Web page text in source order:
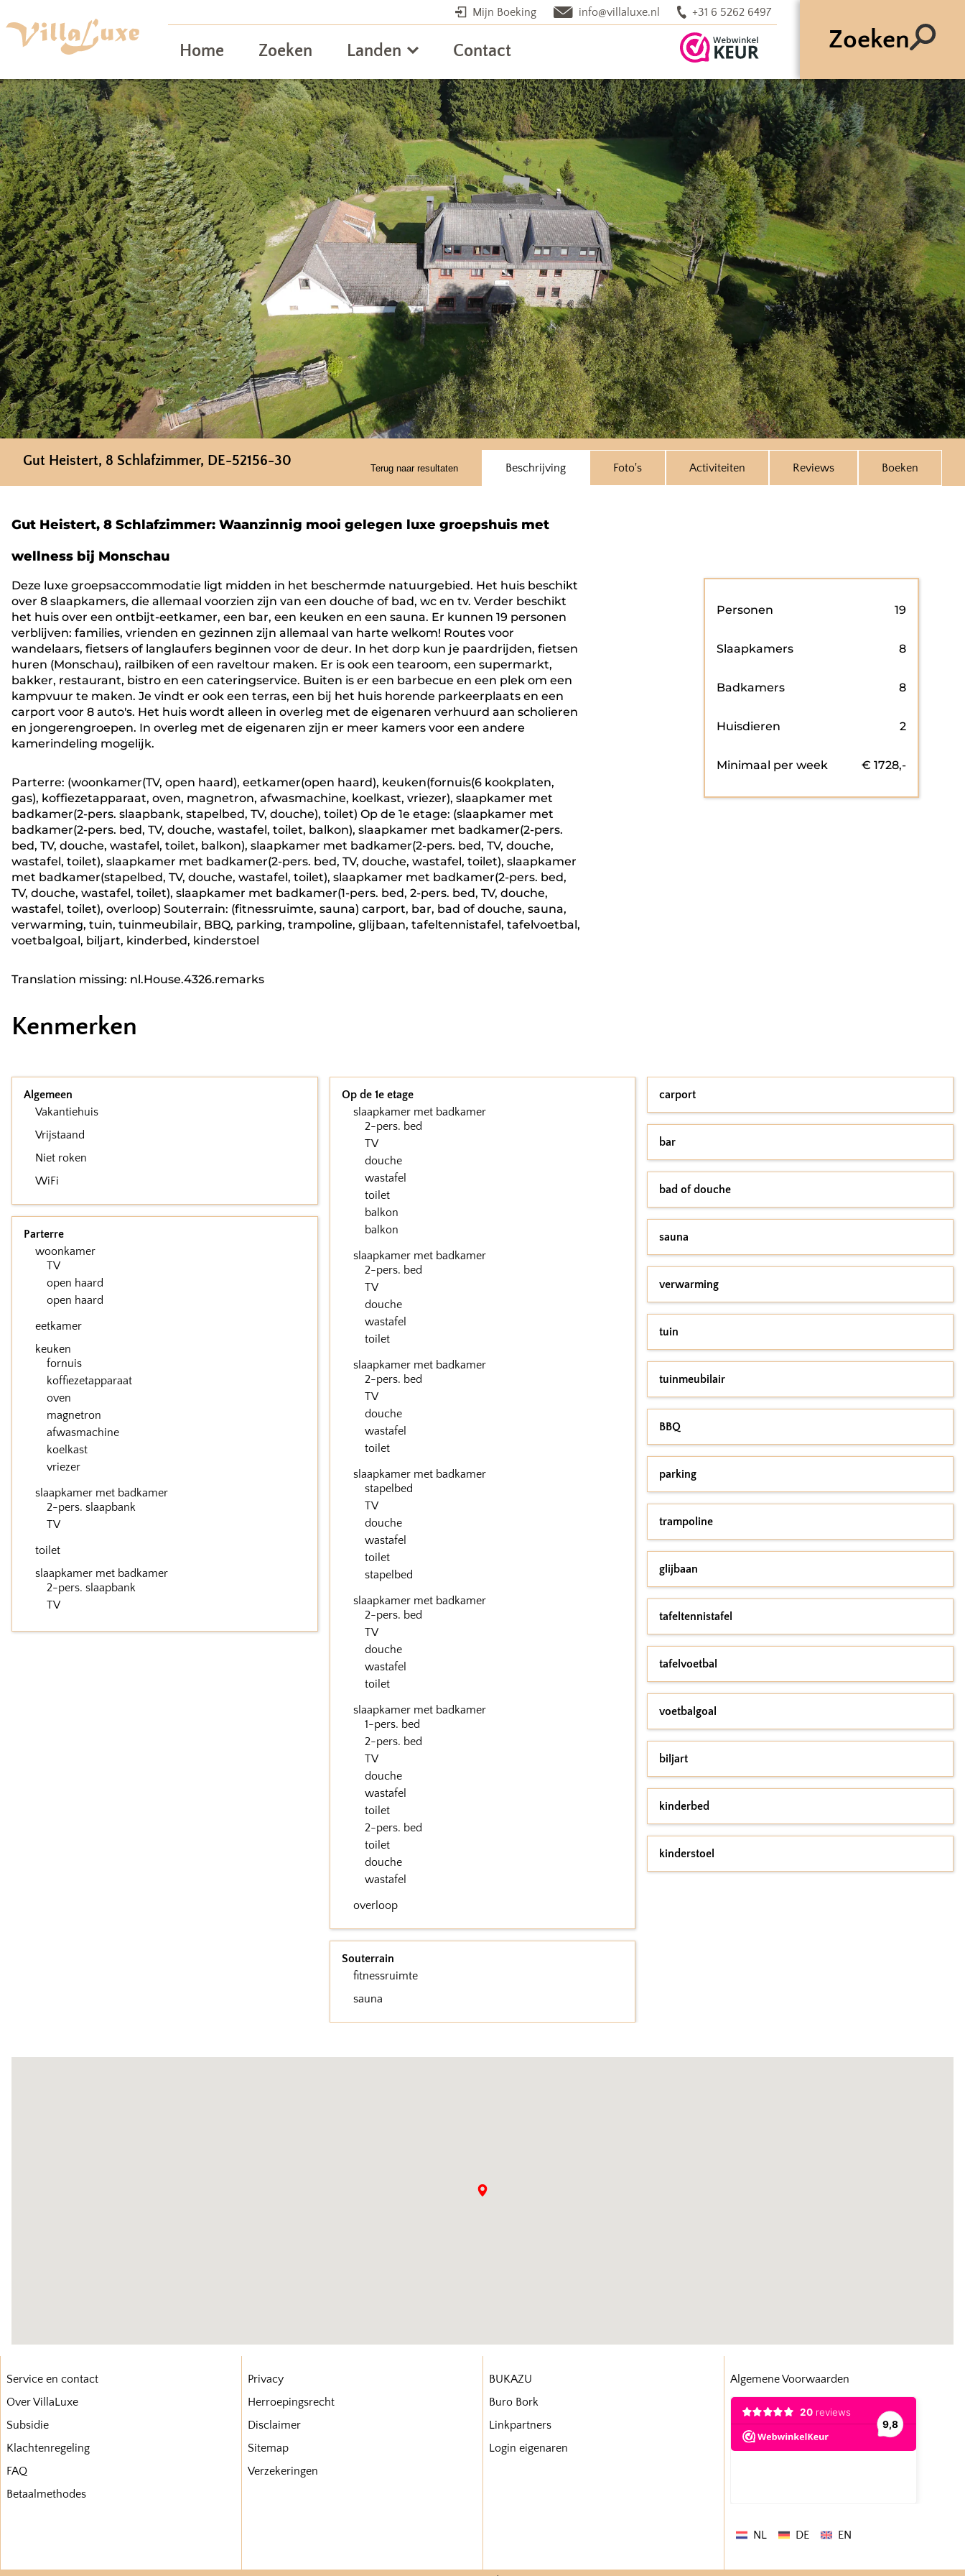
Mijn Boeking info@villaluxe.nl +31 6 5262 6497
Home Zoeken Landen Contact Zoeken
Gut Heistert, 8 Schlafzimmer, DE-52156-30 Terug naar resultaten Beschrijving Foto's Activiteiten Reviews Boeken
Gut Heistert, 8 Schlafzimmer: Waanzinnig mooi gelegen luxe groepshuis met
wellness bij Monschau
Personen 19
Slaapkamers 8
Badkamers 8
Huisdieren 2
Minimaal per week € 1728,-
Deze luxe groepsaccommodatie ligt midden in het beschermde natuurgebied. Het huis beschikt
over 8 slaapkamers, die allemaal voorzien zijn van een douche of bad, wc en tv. Verder beschikt
het huis over een ontbijt-eetkamer, een bar, een keuken en een sauna. Er kunnen 19 personen
verblijven: families, vrienden en gezinnen zijn allemaal van harte welkom! Routes voor
wandelaars, fietsers of langlaufers beginnen voor de deur. In het dorp kun je paardrijden, fietsen
huren (Monschau), railbiken of een raveltour maken. Er is ook een tearoom, een supermarkt,
bakker, restaurant, bistro en een cateringservice. Buiten is er een barbecue en een plek om een
kampvuur te maken. Je vindt er ook een terras, een bij het huis horende parkeerplaats en een
carport voor 8 auto's. Het huis wordt alleen in overleg met de eigenaren verhuurd aan scholieren
en jongerengroepen. In overleg met de eigenaren zijn er meer kamers voor een andere
kamerindeling mogelijk.
Parterre: (woonkamer(TV, open haard), eetkamer(open haard), keuken(fornuis(6 kookplaten,
gas), koffiezetapparaat, oven, magnetron, afwasmachine, koelkast, vriezer), slaapkamer met
badkamer(2-pers. slaapbank, stapelbed, TV, douche), toilet) Op de 1e etage: (slaapkamer met
badkamer(2-pers. bed, TV, douche, wastafel, toilet, balkon), slaapkamer met badkamer(2-pers.
bed, TV, douche, wastafel, toilet, balkon), slaapkamer met badkamer(2-pers. bed, TV, douche,
wastafel, toilet), slaapkamer met badkamer(2-pers. bed, TV, douche, wastafel, toilet), slaapkamer
met badkamer(stapelbed, TV, douche, wastafel, toilet), slaapkamer met badkamer(2-pers. bed,
TV, douche, wastafel, toilet), slaapkamer met badkamer(1-pers. bed, 2-pers. bed, TV, douche,
wastafel, toilet), overloop) Souterrain: (fitnessruimte, sauna) carport, bar, bad of douche, sauna,
verwarming, tuin, tuinmeubilair, BBQ, parking, trampoline, glijbaan, tafeltennistafel, tafelvoetbal,
voetbalgoal, biljart, kinderbed, kinderstoel
Translation missing: nl.House.4326.remarks
Kenmerken
Algemeen
Vakantiehuis
Vrijstaand
Niet roken
WiFi
Parterre
woonkamer
TV
open haard
open haard
eetkamer
keuken
fornuis
koffiezetapparaat
oven
magnetron
afwasmachine
koelkast
vriezer
slaapkamer met badkamer
2-pers. slaapbank
TV
toilet
slaapkamer met badkamer
2-pers. slaapbank
TV
Op de 1e etage
slaapkamer met badkamer
2-pers. bed
TV
douche
wastafel
toilet
balkon
balkon
slaapkamer met badkamer
2-pers. bed
TV
douche
wastafel
toilet
slaapkamer met badkamer
2-pers. bed
TV
douche
wastafel
toilet
slaapkamer met badkamer
stapelbed
TV
douche
wastafel
toilet
stapelbed
slaapkamer met badkamer
2-pers. bed
TV
douche
wastafel
toilet
slaapkamer met badkamer
1-pers. bed
2-pers. bed
TV
douche
wastafel
toilet
2-pers. bed
toilet
douche
wastafel
overloop
Souterrain
fitnessruimte
sauna
carport
bar
bad of douche
sauna
verwarming
tuin
tuinmeubilair
BBQ
parking
trampoline
glijbaan
tafeltennistafel
tafelvoetbal
voetbalgoal
biljart
kinderbed
kinderstoel
Service en contact
Over VillaLuxe
Subsidie
Klachtenregeling
FAQ
Betaalmethodes
Privacy
Herroepingsrecht
Disclaimer
Sitemap
Verzekeringen
BUKAZU
Buro Bork
Linkpartners
Login eigenaren
Algemene Voorwaarden
NL DE EN